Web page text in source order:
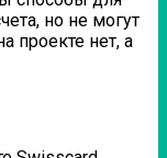
но не могут
проекте нет, а